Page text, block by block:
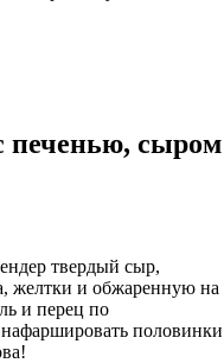
печенью, сыром
твердый сыр,
желтки и обжаренную на
и перец по
половинки